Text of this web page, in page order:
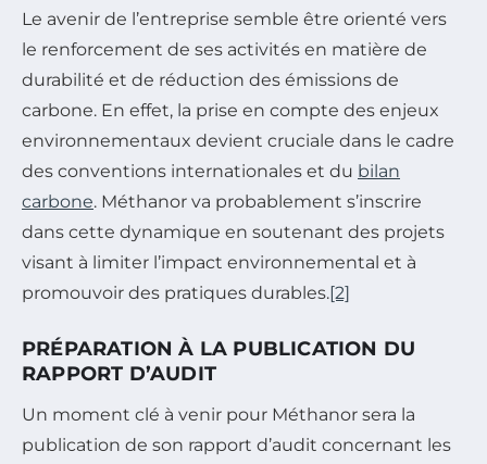
Le avenir de l’entreprise semble être orienté vers
le renforcement de ses activités en matière de
durabilité et de réduction des émissions de
carbone. En effet, la prise en compte des enjeux
environnementaux devient cruciale dans le cadre
des conventions internationales et du bilan
carbone. Méthanor va probablement s’inscrire
dans cette dynamique en soutenant des projets
visant à limiter l’impact environnemental et à
promouvoir des pratiques durables.[2]
PRÉPARATION À LA PUBLICATION DU
RAPPORT D’AUDIT
Un moment clé à venir pour Méthanor sera la
publication de son rapport d’audit concernant les